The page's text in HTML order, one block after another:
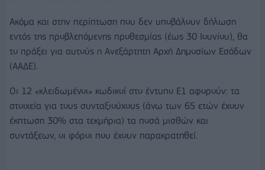
Ακόμα και στην περίπτωση που δεν υποβάλουν δήλωση
εντός της προβλεπόμενης προθεσμίας (έως 30 Ιουνίου), θα
το πράξει για αυτούς η Ανεξάρτητη Αρχή Δημοσίων Εσόδων
(ΑΑΔΕ).
Οι 12 «κλειδωμένοι» κωδικοί στο έντυπο Ε1 αφορούν: τα
στοιχεία για τους συνταξιούχους (άνω των 65 ετών έχουν
έκπτωση 30% στα τεκμήρια) τα ποσά μισθών και
συντάξεων, οι φόροι που έχουν παρακρατηθεί.